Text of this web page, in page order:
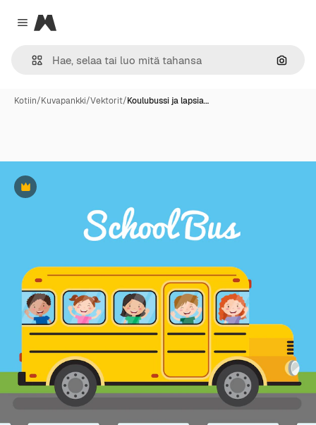
Close menu
Magnific
Hae
Kotiin/Kuvapankki/Vektorit/Koulubussi ja lapsia…
Premium